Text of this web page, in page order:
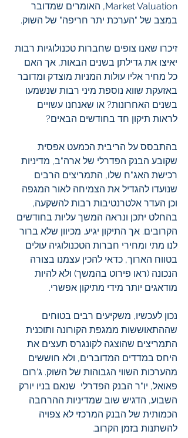
Market Valuation, האומרים שמדובר
במצב של "הערכת יתר חריפה" של השוק.
זיכרו שאנו צופים שחברות טכנולוגיות רבות
יאיצו את גדילתן בשנים הבאות, אך האם
כל מחיר אליו עולות המניות מוצדק ומדובר
באזעקת שווא נוספת מיני רבות שנשמעו
בשנים האחרונות? או שאנחנו עשויים
לראות תיקון חד בחודשים הבאים?
בהתבסס על הריבית הכמעט אפסית
שקובע הבנק הפדרלי של ארה"ב, מדיניות
רכישת האג"ח שלו, התמריצים הרבים
שנועדו להגדיל את הצמיחה לאור המגפה
וכן העדר אלטרנטיבות רבות להשקעה,
בהחלט יתכן ונראה המשך עליות בחודשים
הקרובים. אך התיקון יגיע. מכיוון שלא ברור
לנו מתי ומחירי חברות הטכנולוגיה עולים
בטווח הארוך, כדאי להכין עצמנו בצורה
הנכונה (ראו פירוט בהמשך) ולא להיות
מודאגים יותר מידי מתיקון אפשרי.
נכון לעכשיו, משקיעים רבים בטוחים
שההתאוששות ממגפת הקורונה ותוכנית
התמריצים שהוצגה לקונגרס תעצים את
היחס במדדים המדוברים, ולא חוששים
מהערכות השווי הגבוהות של השוק. ג'רום
פאואל, יו"ר הבנק הפדרלי  שנאם בניו יורק
השבוע, הדגיש שוב שמדיניות ההרחבה
הכמותית של הבנק המרכזי לא צפויה
להשתנות בזמן הקרוב.